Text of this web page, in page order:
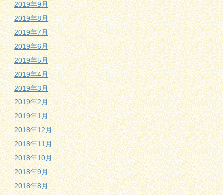
2019年9月
2019年8月
2019年7月
2019年6月
2019年5月
2019年4月
2019年3月
2019年2月
2019年1月
2018年12月
2018年11月
2018年10月
2018年9月
2018年8月